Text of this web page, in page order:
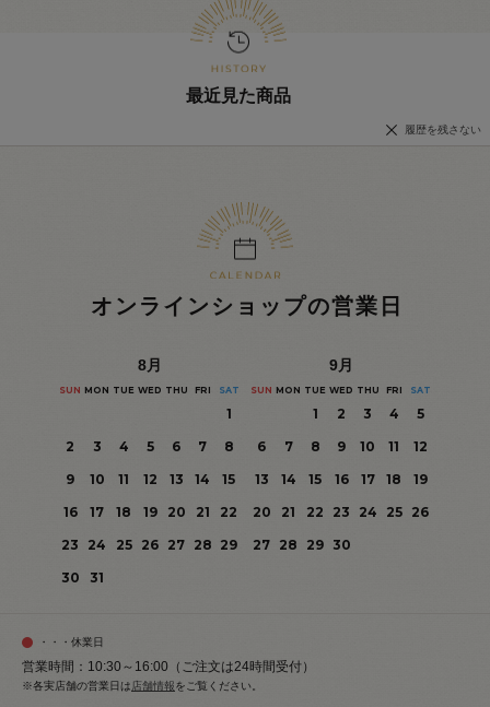
最近見た商品
履歴を残さない
オンラインショップの営業日
8月
SUN MON TUE WED THU FRI SAT
1
2
3 4 5 6 7
8
9
10 11 12 13 14
15
16
17 18 19 20 21
22
23
24 25 26 27 28 29
30
31
9月
SUN MON TUE WED THU FRI SAT
1 2 3 4
5
6
7 8 9 10 11
12
13
14 15 16 17 18
19
20
21 22 23 24 25
26
27 28 29 30
・・・休業日
営業時間：10:30～16:00（ご注文は24時間受付）
※各実店舗の営業日は 店舗情報をご覧ください。